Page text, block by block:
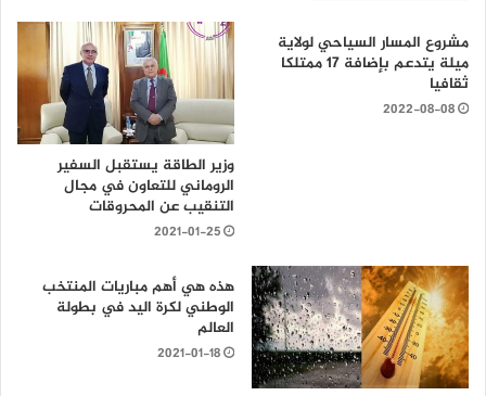
مشروع المسار السياحي لولاية
ميلة يتدعم بإضافة 17 ممتلكا
ثقافيا
2022-08-08
وزير الطاقة يستقبل السفير
الروماني للتعاون في مجال
التنقيب عن المحروقات
2021-01-25
هذه هي أهم مباريات المنتخب
الوطني لكرة اليد في بطولة
العالم
2021-01-18